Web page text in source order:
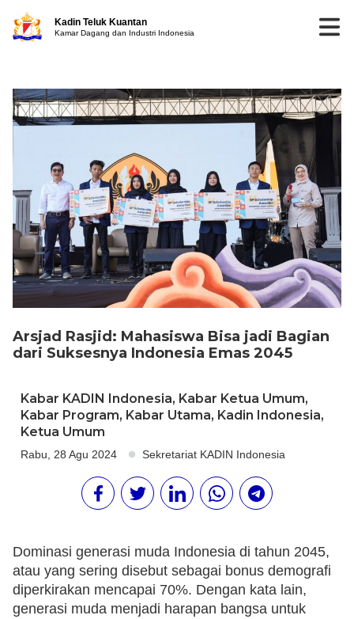
Kadin Teluk Kuantan
Kamar Dagang dan Industri Indonesia
Arsjad Rasjid: Mahasiswa Bisa jadi Bagian
dari Suksesnya Indonesia Emas 2045
Kabar KADIN Indonesia, Kabar Ketua Umum,
Kabar Program, Kabar Utama, Kadin Indonesia,
Ketua Umum
Rabu, 28 Agu 2024 Sekretariat KADIN Indonesia
Dominasi generasi muda Indonesia di tahun 2045,
atau yang sering disebut sebagai bonus demografi
diperkirakan mencapai 70%. Dengan kata lain,
generasi muda menjadi harapan bangsa untuk